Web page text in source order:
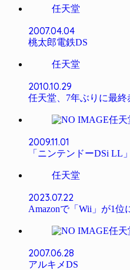
任天堂
2007.04.04
桃太郎電鉄DS
任天堂
2010.10.29
任天堂、7年ぶりに最終
任天
2009.11.01
「ニンテンドーDSi LL
任天堂
2023.07.22
Amazonで「Wii」が1位
任天
2007.06.28
アルキメDS